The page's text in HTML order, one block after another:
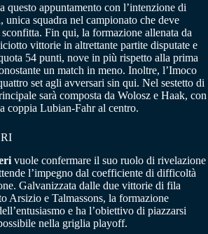
questo appuntamento con l’intenzione di
unica squadra nel campionato che deve
Fin qui, la formazione allenata da
vittorie in altrettante partite disputate e
54 punti, nove in più rispetto alla prima
un match in meno. Inoltre, l’Imoco
set agli avversari sin qui. Nel sestetto di
sarà composta da Wolosz e Haak, con
coppia Lubian-Fahr al centro.
vuole confermare il suo ruolo di rivelazione
l’impegno dal coefficiente di difficoltà
Galvanizzata dalle due vittorie di fila
Arsizio e Talmassons, la formazione
e ha l’obiettivo di piazzarsi
nella griglia playoff.